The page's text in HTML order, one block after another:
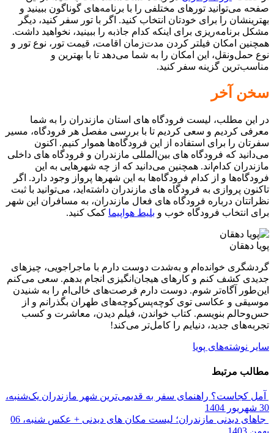
صفحه می‌توانید تورهای مختلفی را با برنامه‌های گوناگون ببینید و
بهترینشان را برای خودتان انتخاب کنید. اگر با تور سفر کنید، دیگر
مشکل برنامه‌ریزی برای اینکه کدام جاذبه را ببینید، نخواهید داشت.
همچنین امکان فیلتر کردن مدت‌زمان اقامت، قیمت تور، نوع تور و
نوع حمل‌ونقل، این امکان را به شما می‌دهد تا با بهترین و
مناسب‌ترین گزینه سفر کنید.
سخن آخر
در این مطلب، لیست فرودگاه های استان مازندران را به شما
معرفی کردیم و سعی کردیم تا با بررسی مفصل هر فرودگاه، مسیر
سفرتان را برای استفاده از این فرودگاه‌ها هموار کنیم. اکنون
می‌دانید که فرودگاه های بین‌المللی مازندران و فرودگاه های داخلی
مازندران کدام‌اند. همچنین می‌دانید که از چه شهرهایی به این
فرودگاه‌ها و از کدام فرودگاه‌ها به این شهرها پرواز وجود دارد. اگر
تاکنون پروازی به فرودگاه های مازندران داشته‌اید، می‌توانید با ثبت
نظراتتان درباره فرودگاه های فعال مازندران، به مسافران این شهر
برای انتخاب فرودگاه خوب و بلیط هواپیما کمک کنید.
پویا دهقان
گردشگری خوانده‌ام و به‌شدت دوست دارم با ماجراجویی، چیزهای
جدیدی کشف کنم و کارهای هیجان‌انگیزی انجام بدهم. سعی می‌کنم
این‌طور آگاه‌تر شوم. دوست دارم فرصت‌های خالی‌ام را به شنیدن
موسیقی و عکاسی توی کوچه‌پس‌کوچه‌های طهران بگذرانم و از
حس‌وحالم بنویسم. کتاب خواندن، فیلم دیدن، معاشرت و کسب
تجربه‌های جدید، دنیایم را کامل‌تر می‌کند!
سایر نوشته‌های پویا
مطالب مرتبط
آمل کجاست؟ راهنمای سفر به قدیمی‌ترین شهر مازندران یک‌شنبه،
30 شهریور 1404
جاهای دیدنی مازندران؛ لیست مکان های دیدنی + عکس
شنبه، 06
بهمن 1403